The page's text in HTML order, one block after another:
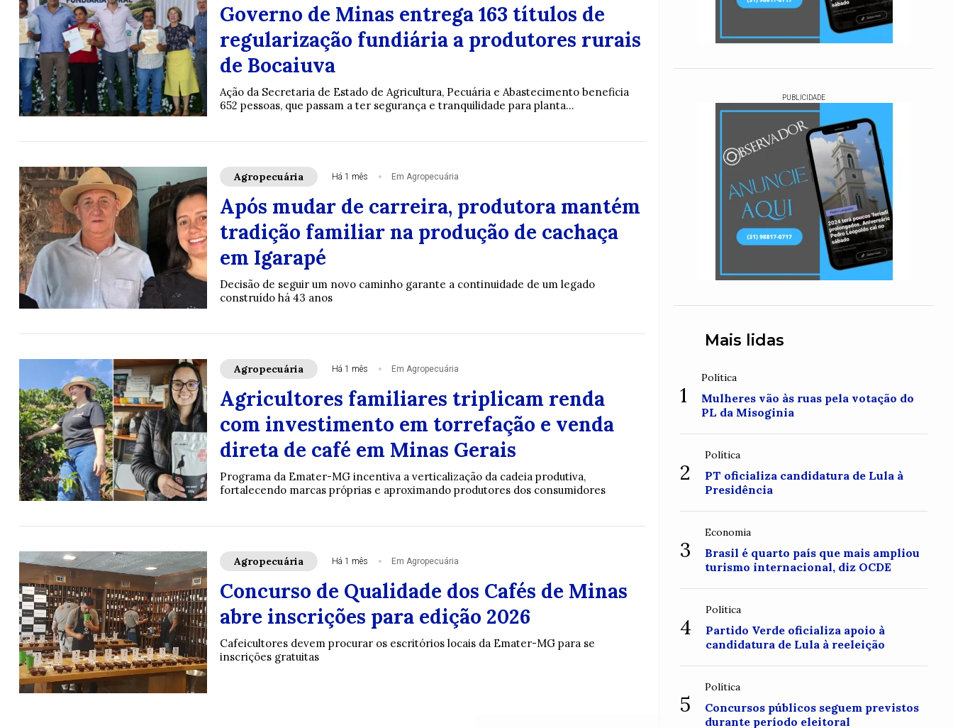
Governo de Minas entrega 163 títulos de
regularização fundiária a produtores rurais
de Bocaiuva
Ação da Secretaria de Estado de Agricultura, Pecuária e Abastecimento beneficia
652 pessoas, que passam a ter segurança e tranquilidade para planta...
Agropecuária Há 1 mês Em Agropecuária
Após mudar de carreira, produtora mantém
tradição familiar na produção de cachaça
em Igarapé
Decisão de seguir um novo caminho garante a continuidade de um legado
construído há 43 anos
Agropecuária Há 1 mês Em Agropecuária
Agricultores familiares triplicam renda
com investimento em torrefação e venda
direta de café em Minas Gerais
Programa da Emater-MG incentiva a verticalização da cadeia produtiva,
fortalecendo marcas próprias e aproximando produtores dos consumidores
Agropecuária Há 1 mês Em Agropecuária
Concurso de Qualidade dos Cafés de Minas
abre inscrições para edição 2026
Cafeicultores devem procurar os escritórios locais da Emater-MG para se
inscrições gratuitas
PUBLICIDADE
Mais lidas
1
Política
Mulheres vão às ruas pela votação do
PL da Misoginia
2
Política
PT oficializa candidatura de Lula à
Presidência
3
Economia
Brasil é quarto país que mais ampliou
turismo internacional, diz OCDE
4
Política
Partido Verde oficializa apoio à
candidatura de Lula à reeleição
5
Política
Concursos públicos seguem previstos
durante período eleitoral